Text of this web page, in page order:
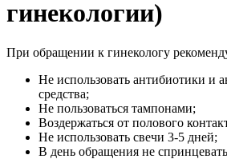
гинекологии)
При обращении к гинекологу
Не использовать антибиотики и
средства;
Не пользоваться тампонами;
Воздержаться от полового
Не использовать свечи 3-5 дней;
В день обращения не